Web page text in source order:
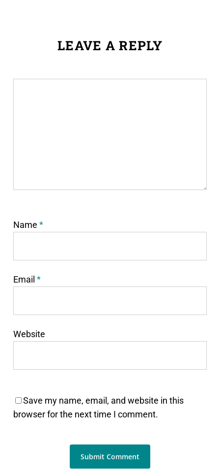
LEAVE A REPLY
Name *
Email *
Website
Save my name, email, and website in this
browser for the next time I comment.